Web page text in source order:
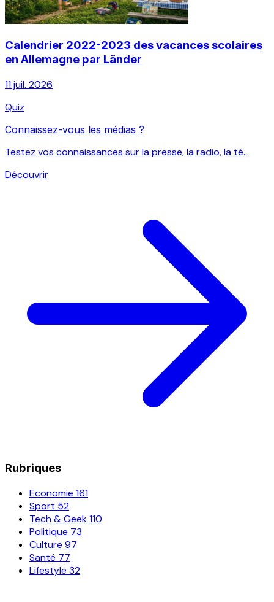
Calendrier 2022-2023 des vacances scolaires
en Allemagne par Länder
11 juil. 2026
Quiz
Connaissez-vous les médias ?
Testez vos connaissances sur la presse, la radio, la té...
Découvrir
Rubriques
Economie 161
Sport 52
Tech & Geek110
Politique 73
Culture 97
Santé 77
Lifestyle 32